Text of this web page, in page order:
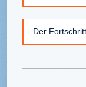
Der